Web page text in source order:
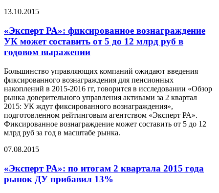
13.10.2015
«Эксперт РА»: фиксированное вознаграждение
УК может составить от 5 до 12 млрд руб в
годовом выражении
Большинство управляющих компаний ожидают введения
фиксированного вознаграждения для пенсионных
накоплений в 2015-2016 гг, говорится в исследовании «Обзор
рынка доверительного управления активами за 2 квартал
2015: УК ждут фиксированного вознаграждения»,
подготовленном рейтинговым агентством «Эксперт РА».
Фиксированное вознаграждение может составить от 5 до 12
млрд руб за год в масштабе рынка.
07.08.2015
«Эксперт РА»: по итогам 2 квартала 2015 года
рынок ДУ прибавил 13%